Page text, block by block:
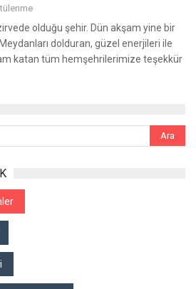
olduğu şehir. Dün akşam yine bir
dolduran, güzel enerjileri ile
katan tüm hemşehrilerimize teşekkür